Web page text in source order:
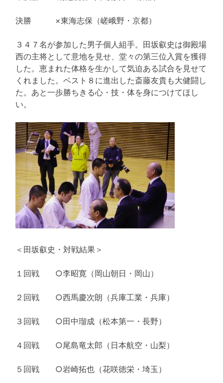
決勝 ×東海志保（嵯峨野・京都）
３４７名が参加した男子個人組手。田坂叡史は御殿場
西の主将として意地を見せ、堂々の第三位入賞を獲得
した。恵まれた体格を生かして気迫ある試合を見せて
くれました。ベスト８に進出した斎藤友貴も大健闘し
た。あと一歩勝ちきる心・技・体を身につけてほし
い。
＜田坂叡史・対戦結果＞
１回戦 ○李昭寛（岡山朝日・岡山）
２回戦 ○西馬慶次朗（兵庫工業・兵庫）
３回戦 ○田中瑠成（松本第一・長野）
４回戦 ○尾島竜太郎（日本航空・山梨）
５回戦 ○岩崎拓也（花咲徳栄・埼玉）